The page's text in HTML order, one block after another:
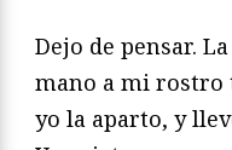
Dejo de pensar.
mano a mi rostro
yo la aparto, y